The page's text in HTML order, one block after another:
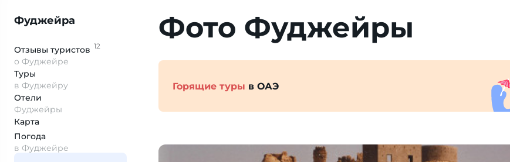
Фуджейра
Отзывы туристов 12
о Фуджейре
Туры
в Фуджейру
Отели
Фуджейры
Карта
Погода
в Фуджейре
Фото Фуджейры
Горящие туры в ОАЭ